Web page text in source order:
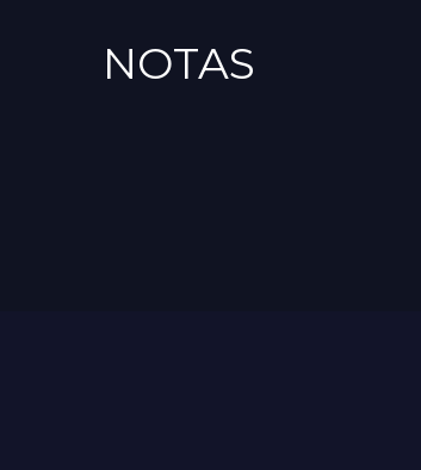
NOTAS